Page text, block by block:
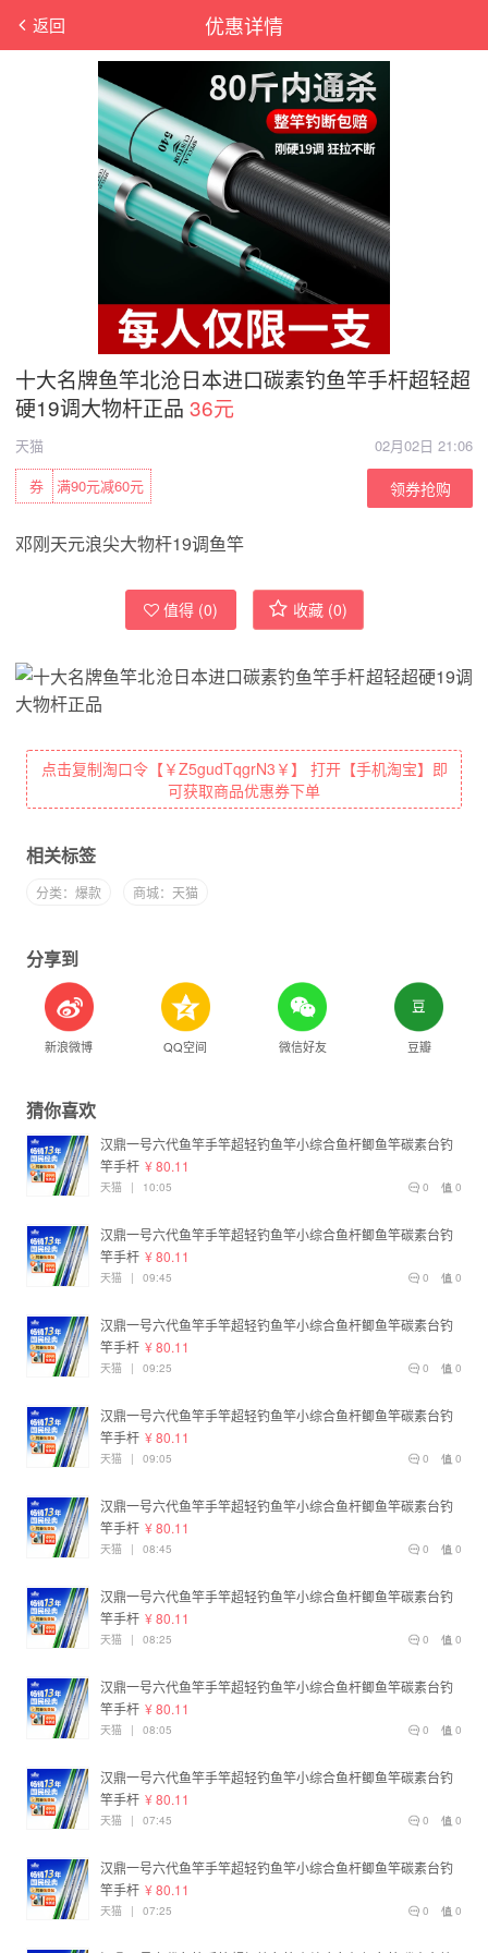
优惠详情
返回
十大名牌鱼竿北沧日本进口碳素钓鱼竿手杆超轻超
硬19调大物杆正品 36元
天猫
02月02日 21:06
满90元减60元
券 领券抢购
邓刚天元浪尖大物杆19调鱼竿
值得 (0) 收藏 (0)
点击复制淘口令【￥Z5gudTqgrN3￥】 打开【手机淘宝】即
可获取商品优惠券下单
相关标签
分类：爆款 商城：天猫
分享到
新浪微博 QQ空间 微信好友 豆瓣
猜你喜欢
汉鼎一号六代鱼竿手竿超轻钓鱼竿小综合鱼杆鲫鱼竿碳素台钓
竿手杆 ¥ 80.11
0
0
天猫 | 10:05
汉鼎一号六代鱼竿手竿超轻钓鱼竿小综合鱼杆鲫鱼竿碳素台钓
竿手杆 ¥ 80.11
0
0
天猫 | 09:45
汉鼎一号六代鱼竿手竿超轻钓鱼竿小综合鱼杆鲫鱼竿碳素台钓
竿手杆 ¥ 80.11
0
0
天猫 | 09:25
汉鼎一号六代鱼竿手竿超轻钓鱼竿小综合鱼杆鲫鱼竿碳素台钓
竿手杆 ¥ 80.11
0
0
天猫 | 09:05
汉鼎一号六代鱼竿手竿超轻钓鱼竿小综合鱼杆鲫鱼竿碳素台钓
竿手杆 ¥ 80.11
0
0
天猫 | 08:45
汉鼎一号六代鱼竿手竿超轻钓鱼竿小综合鱼杆鲫鱼竿碳素台钓
竿手杆 ¥ 80.11
0
0
天猫 | 08:25
汉鼎一号六代鱼竿手竿超轻钓鱼竿小综合鱼杆鲫鱼竿碳素台钓
竿手杆 ¥ 80.11
0
0
天猫 | 08:05
汉鼎一号六代鱼竿手竿超轻钓鱼竿小综合鱼杆鲫鱼竿碳素台钓
竿手杆 ¥ 80.11
0
0
天猫 | 07:45
汉鼎一号六代鱼竿手竿超轻钓鱼竿小综合鱼杆鲫鱼竿碳素台钓
竿手杆 ¥ 80.11
0
0
天猫 | 07:25